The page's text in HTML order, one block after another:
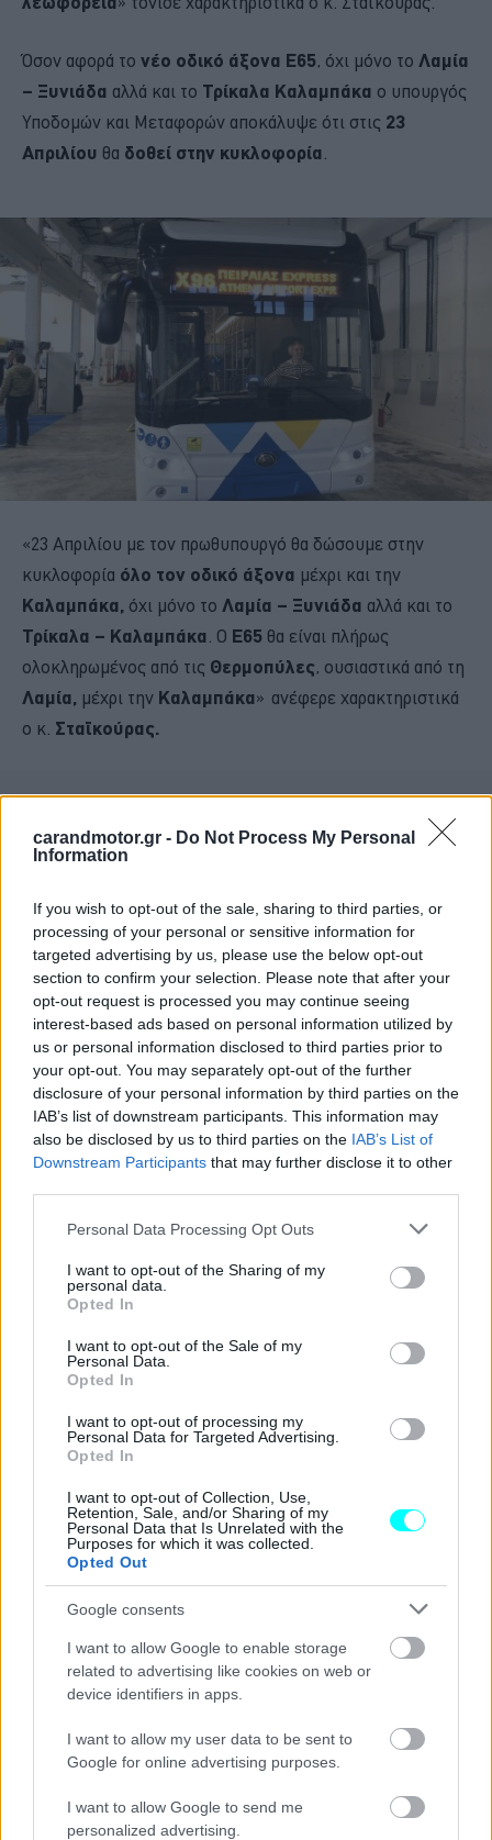
carandmotor.gr - Do Not Process My Personal
Information
If you wish to opt-out of the sale, sharing to third parties, or
processing of your personal or sensitive information for
targeted advertising by us, please use the below opt-out
section to confirm your selection. Please note that after your
opt-out request is processed you may continue seeing
interest-based ads based on personal information utilized by
us or personal information disclosed to third parties prior to
your opt-out. You may separately opt-out of the further
disclosure of your personal information by third parties on the
IAB’s list of downstream participants. This information may
also be disclosed by us to third parties on the IAB’s List of
Downstream Participants that may further disclose it to other
Please note that this website/app uses one or more Google
not limited to your visit or usage behaviour. You may click to
grant or deny consent to Google and its third-party tags to
use your data for below specified purposes in below Google
consent section.
Personal Data Processing Opt Outs
I want to opt-out of the Sharing of my
personal data.
Opted In
I want to opt-out of the Sale of my
Personal Data.
Opted In
I want to opt-out of processing my
Personal Data for Targeted Advertising.
Opted In
I want to opt-out of Collection, Use,
Retention, Sale, and/or Sharing of my
Personal Data that Is Unrelated with the
Purposes for which it was collected.
Opted Out
Google consents
I want to allow Google to enable storage
related to advertising like cookies on web or
device identifiers in apps.
I want to allow my user data to be sent to
Google for online advertising purposes.
I want to allow Google to send me
personalized advertising.
Όσον αφορά το νέο οδικό άξονα Ε65, όχι μόνο το Λαμία
– Ξυνιάδα αλλά και το Τρίκαλα Καλαμπάκα ο υπουργός
Υποδομών και Μεταφορών αποκάλυψε ότι στις 23
Απριλίου θα δοθεί στην κυκλοφορία.
«23 Απριλίου με τον πρωθυπουργό θα δώσουμε στην
κυκλοφορία όλο τον οδικό άξονα μέχρι και την
Καλαμπάκα, όχι μόνο το Λαμία – Ξυνιάδα αλλά και το
Τρίκαλα – Καλαμπάκα. Ο Ε65 θα είναι πλήρως
ολοκληρωμένος από τις Θερμοπύλες, ουσιαστικά από τη
Λαμία, μέχρι την Καλαμπάκα» ανέφερε χαρακτηριστικά
ο κ. Σταϊκούρας.
flyoverγια τον οποίον σταματούν προσωρινά οι εργασίες
Θεσσαλονίκηο υπουργός Υποδομών και Μεταφορών
εκτίμησε πως θα είναι μια προσωρινή εμπλοκή και το έργο
επιδιώξουμε συλλογικά, η κυβέρνηση και το υπουργείο
Περιβάλλοντος και Ενέργειας, να αντιμετωπίσουμε το
καθυστερήσεις, αλλά εκτιμούμε ότι θα είναι παροδικές
ολοκληρωθεί το2027».